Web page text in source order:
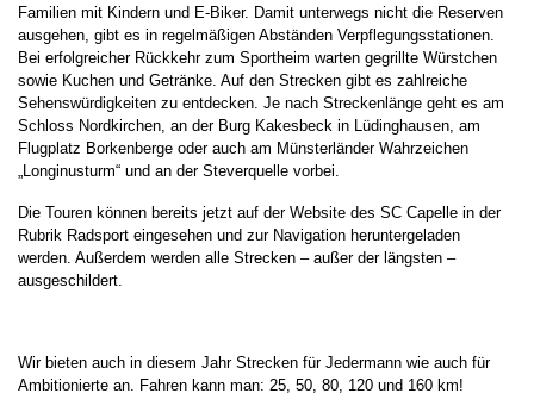
Familien mit Kindern und E-Biker. Damit unterwegs nicht die Reserven
ausgehen, gibt es in regelmäßigen Abständen Verpflegungsstationen.
Bei erfolgreicher Rückkehr zum Sportheim warten gegrillte Würstchen
sowie Kuchen und Getränke. Auf den Strecken gibt es zahlreiche
Sehenswürdigkeiten zu entdecken. Je nach Streckenlänge geht es am
Schloss Nordkirchen, an der Burg Kakesbeck in Lüdinghausen, am
Flugplatz Borkenberge oder auch am Münsterländer Wahrzeichen
„Longinusturm“ und an der Steverquelle vorbei.
Die Touren können bereits jetzt auf der Website des SC Capelle in der
Rubrik Radsport eingesehen und zur Navigation heruntergeladen
werden. Außerdem werden alle Strecken – außer der längsten –
ausgeschildert.
Wir bieten auch in diesem Jahr Strecken für Jedermann wie auch für
Ambitionierte an. Fahren kann man: 25, 50, 80, 120 und 160 km!